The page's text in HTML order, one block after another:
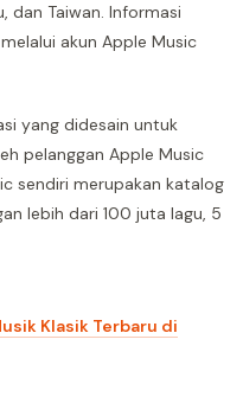
dan Taiwan. Informasi
akun Apple Music
yang didesain untuk
pelanggan Apple Music
sendiri merupakan katalog
lebih dari 100 juta lagu, 5
Klasik Terbaru di